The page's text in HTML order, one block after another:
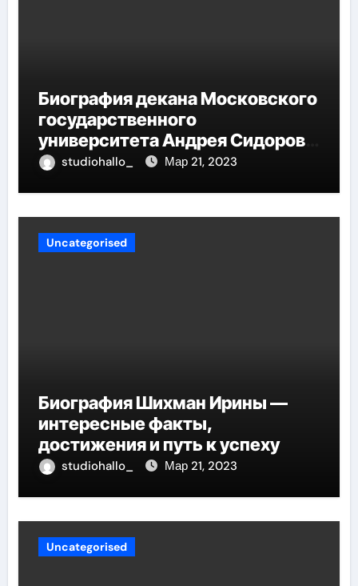
Биография декана Московского
государственного
университета Андрея Сидорова
— от студента до руководителя
studiohallo_ Мар 21, 2023
Uncategorised
Биография Шихман Ирины —
интересные факты,
достижения и путь к успеху
studiohallo_ Мар 21, 2023
Uncategorised